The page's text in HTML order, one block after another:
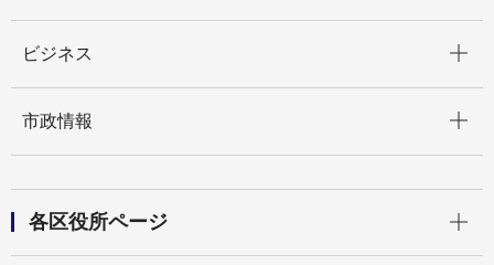
ビジネス
市政情報
各区役所ページ